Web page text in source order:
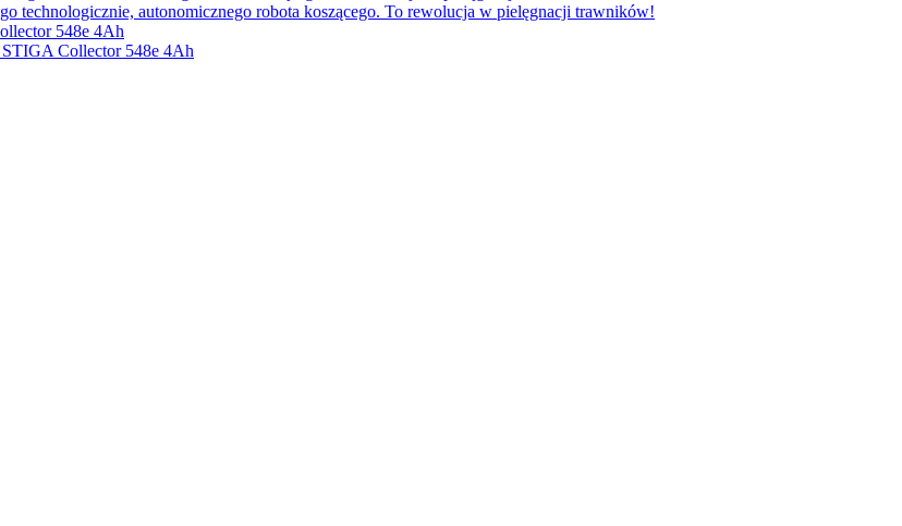
technologicznie, autonomicznego robota koszącego. To rewolucja w pielęgnacji trawników!
Collector 548e 4Ah